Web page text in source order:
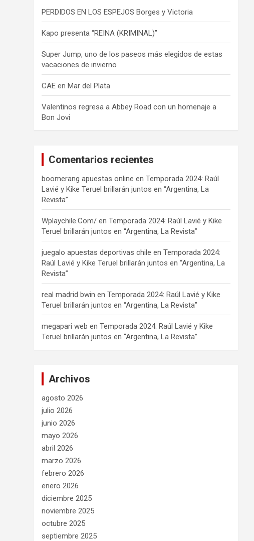
PERDIDOS EN LOS ESPEJOS Borges y Victoria
Kapo presenta “REINA (KRIMINAL)”
Super Jump, uno de los paseos más elegidos de estas
vacaciones de invierno
CAE en Mar del Plata
Valentinos regresa a Abbey Road con un homenaje a
Bon Jovi
Comentarios recientes
boomerang apuestas online enTemporada 2024: Raúl
Lavié y Kike Teruel brillarán juntos en “Argentina, La
Revista”
Wplaychile.Com/ enTemporada 2024: Raúl Lavié y Kike
Teruel brillarán juntos en “Argentina, La Revista”
juegalo apuestas deportivas chile enTemporada 2024:
Raúl Lavié y Kike Teruel brillarán juntos en “Argentina, La
Revista”
real madrid bwin enTemporada 2024: Raúl Lavié y Kike
Teruel brillarán juntos en “Argentina, La Revista”
megapari web enTemporada 2024: Raúl Lavié y Kike
Teruel brillarán juntos en “Argentina, La Revista”
Archivos
agosto 2026
julio 2026
junio 2026
mayo 2026
abril 2026
marzo 2026
febrero 2026
enero 2026
diciembre 2025
noviembre 2025
octubre 2025
septiembre 2025